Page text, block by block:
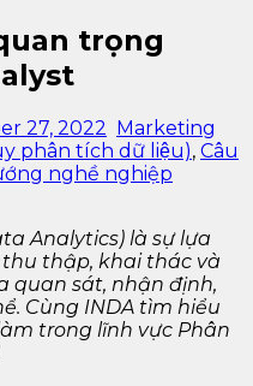
trọng
27, 2022 Marketing
phân tích dữ liệu), Câu
nghề nghiệp
Analytics) là sự lựa
thập, khai thác và
quan sát, nhận định,
Cùng INDA tìm hiểu
trong lĩnh vực Phân